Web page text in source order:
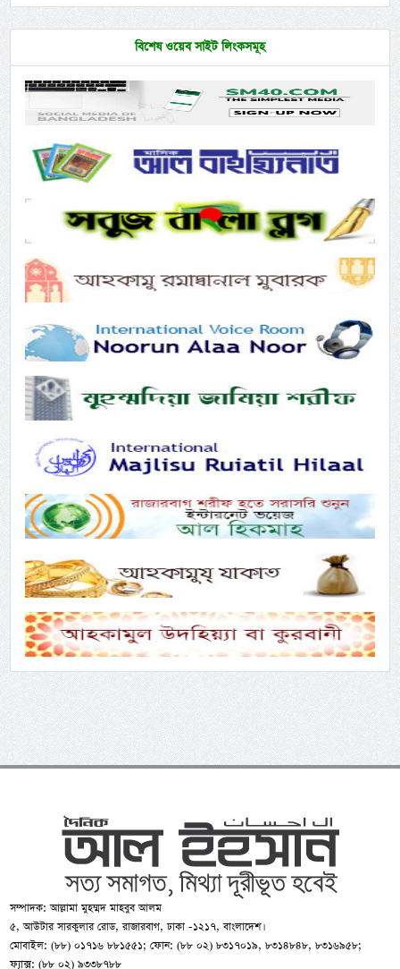
বিশেষ ওয়েব সাইট লিংকসমূহ
সম্পাদক: আল্লামা মুহম্মদ মাহবুব আলম
৫, আউটার সারকুলার রোড, রাজারবাগ, ঢাকা -১২১৭, বাংলাদেশ।
মোবাইল: (৮৮) ০১৭১৬ ৮৮১৫৫১; ফোন: (৮৮ ০২) ৮৩১৭০১৯, ৮৩১৪৮৪৮, ৮৩১৬৯৫৮;
ফ্যাক্স: (৮৮ ০২) ৯৩৩৮৭৮৮